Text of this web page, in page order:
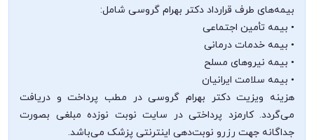
بیمه‌های طرف قرارداد دکتر بهرام گروسی شامل:
• بیمه تأمین اجتماعی
• بیمه خدمات درمانی
• بیمه نیروهای مسلح
• بیمه سلامت ایرانیان
هزینه ویزیت دکتر بهرام گروسی در مطب پرداخت و دریافت
می‌گردد. کارمزد پرداختی در سایت نوبت نوزده مبلغی بصورت
جداگانه جهت رزرو نوبت‌دهی اینترنتی پزشک می‌باشد.